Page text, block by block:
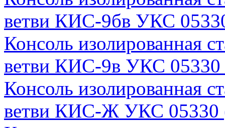
ветви КИС-9бв УКС
Консоль изолированная
ветви КИС-9в УКС
Консоль изолированная
ветви КИС-Ж УКС 05330